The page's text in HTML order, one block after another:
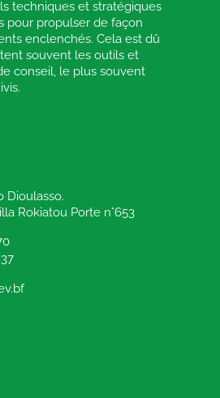
techniques et stratégiques
pour propulser de façon
enclenchés. Cela est dû
souvent les outils et
conseil, le plus souvent
Dioulasso.
Rokiatou Porte n°653